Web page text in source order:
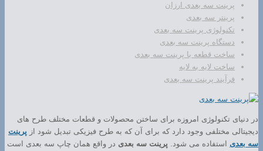
پرینت سه بعدی ارزان
پرینتر سه بعدی
تکنولوژی پرینت سه بعدی
دستگاه پرینت سه بعدی
ساخت قطعه با پرینت سه بعدی
ساخت لایه به لایه
فرآیند پرینت سه بعدی
در دنیای تکنولوژی امروزه برای ساختن محصولات و قطعات مختلف طرح های
دیجیتالی مختلفی وجود دارد که برای آن که به طرح فیزیکی تبدیل شود از پرینت
سه بعدی استفاده می شود. پرینت سه بعدی در واقع همان چاپ سه بعدی است